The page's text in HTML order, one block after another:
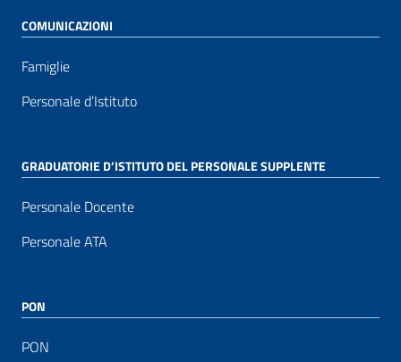
COMUNICAZIONI
Famiglie
Personale d’Istituto
GRADUATORIE D’ISTITUTO DEL PERSONALE SUPPLENTE
Personale Docente
Personale ATA
PON
PON